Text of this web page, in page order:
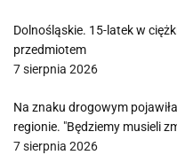
Dolnośląskie. 15-latek w
przedmiotem
7 sierpnia 2026
Na znaku drogowym
regionie. "Będziemy musieli
7 sierpnia 2026